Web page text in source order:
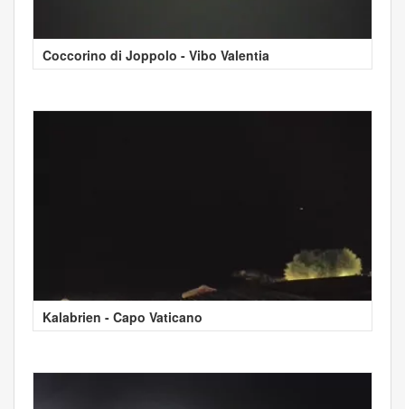
Coccorino di Joppolo - Vibo Valentia
Kalabrien - Capo Vaticano